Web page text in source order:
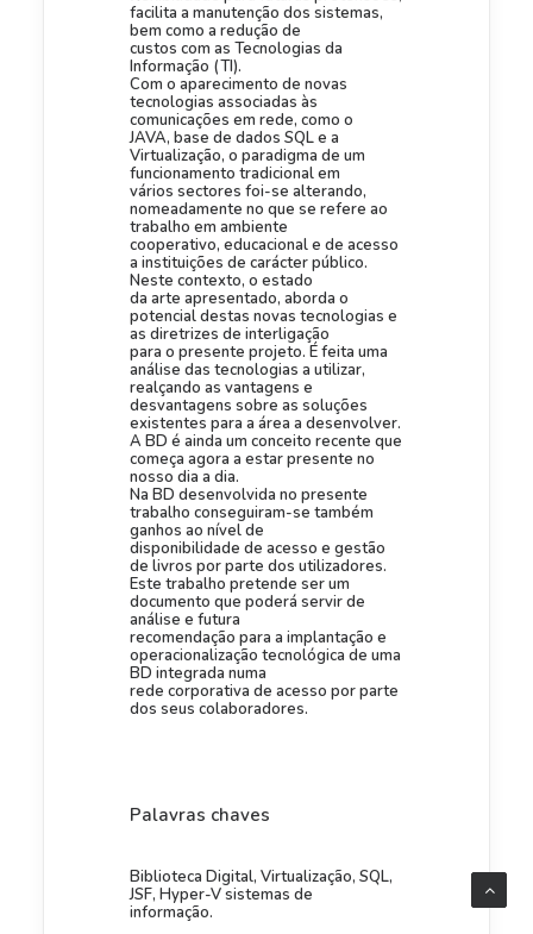
facilita a manutenção dos sistemas,
bem como a redução de
custos com as Tecnologias da
Informação (TI).
Com o aparecimento de novas
tecnologias associadas às
comunicações em rede, como o
JAVA, base de dados SQL e a
Virtualização, o paradigma de um
funcionamento tradicional em
vários sectores foi-se alterando,
nomeadamente no que se refere ao
trabalho em ambiente
cooperativo, educacional e de acesso
a instituições de carácter público.
Neste contexto, o estado
da arte apresentado, aborda o
potencial destas novas tecnologias e
as diretrizes de interligação
para o presente projeto. É feita uma
análise das tecnologias a utilizar,
realçando as vantagens e
desvantagens sobre as soluções
existentes para a área a desenvolver.
A BD é ainda um conceito recente que
começa agora a estar presente no
nosso dia a dia.
Na BD desenvolvida no presente
trabalho conseguiram-se também
ganhos ao nível de
disponibilidade de acesso e gestão
de livros por parte dos utilizadores.
Este trabalho pretende ser um
documento que poderá servir de
análise e futura
recomendação para a implantação e
operacionalização tecnológica de uma
BD integrada numa
rede corporativa de acesso por parte
dos seus colaboradores.
Palavras chaves
Biblioteca Digital, Virtualização, SQL,
JSF, Hyper-V sistemas de
informação.